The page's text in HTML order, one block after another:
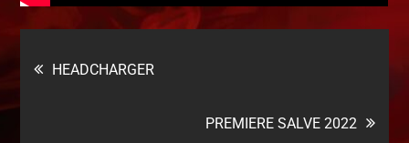
HEADCHARGER
PREMIERE SALVE 2022